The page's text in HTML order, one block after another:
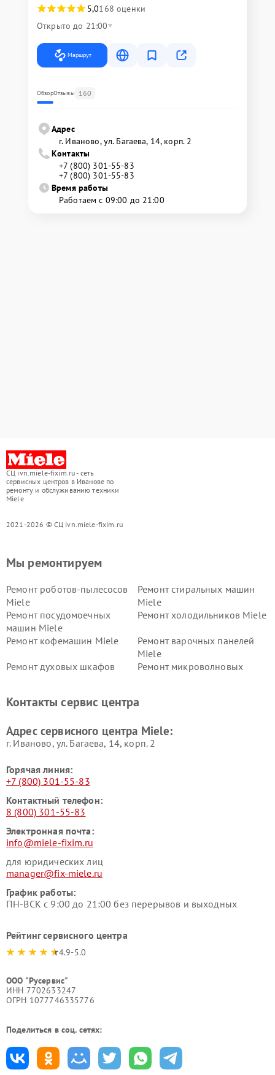
5,0168 оценки
Открыто до 21:00
Маршрут
ОбзорОтзывы 160
Адрес
г. Иваново, ул. Багаева, 14, корп. 2
Контакты
+7 (800) 301-55-83
+7 (800) 301-55-83
Время работы
Работаем с 09:00 до 21:00
СЦ ivn.miele-fixim.ru - сеть
сервисных центров в Иванове по
ремонту и обслуживанию техники
Miele
2021-2026 © СЦ ivn.miele-fixim.ru
Мы ремонтируем
Ремонт роботов-пылесосов
Miele
Ремонт стиральных машин
Miele
Ремонт посудомоечных
машин Miele
Ремонт холодильников Miele
Ремонт кофемашин Miele
Ремонт варочных панелей
Miele
Ремонт духовых шкафов
Ремонт микроволновых
Miele
Miele
пылесосов Miele
Контакты сервис центра
Адрес сервисного центра Miele:
г. Иваново, ул. Багаева, 14, корп. 2
Горячая линия:
+7 (800) 301-55-83
Контактный телефон:
8 (800) 301-55-83
Электронная почта:
info@miele-fixim.ru
для юридических лиц
manager@fix-miele.ru
График работы:
ПН-ВСК с 9:00 до 21:00 без перерывов и выходных
Рейтинг сервисного центра
4.9-5.0
ООО "Русервис"
ИНН 7702633247
ОГРН 1077746335776
Поделиться в соц. сетях: